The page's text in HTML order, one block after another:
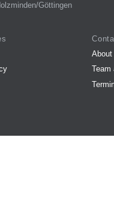
Göttingen
About
Team